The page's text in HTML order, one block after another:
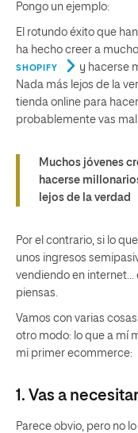
Pongo un ejemplo:
El rotundo éxito que
ha hecho creer a
SHOPIFY
y hacerse
Nada más lejos de la
tienda online para
probablemente vas
Muchos jóvenes
hacerse
lejos de la verdad
Por el contrario, si lo
unos ingresos
vendiendo en internet…
piensas.
Vamos con varias
otro modo: lo que a mí
mi primer ecommerce:
1. Vas a
Parece obvio, pero no